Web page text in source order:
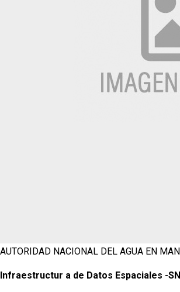
AUTORIDAD NACIONAL DEL AGUA EN
Infraestructur a de Datos Espaciales -